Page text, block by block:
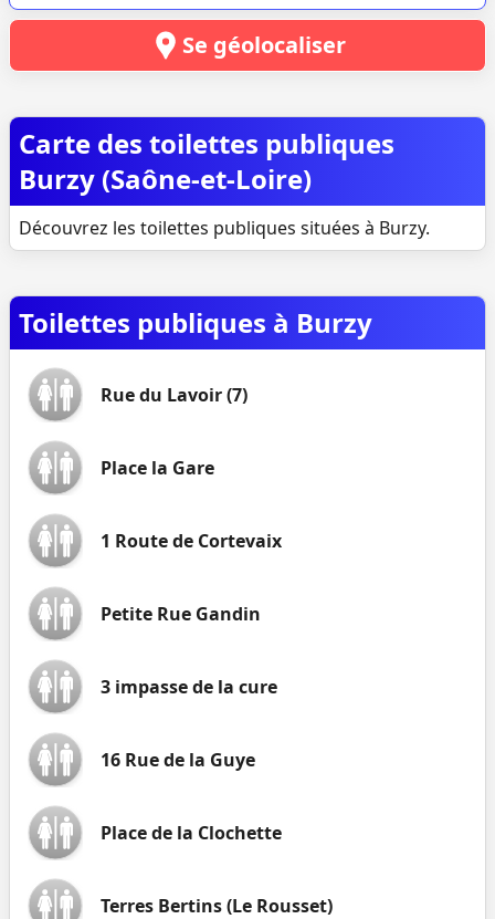
Se géolocaliser
Carte des toilettes publiques
Burzy (Saône-et-Loire)
Découvrez les toilettes publiques situées à Burzy.
Toilettes publiques à Burzy
Rue du Lavoir (7)
Place la Gare
1 Route de Cortevaix
Petite Rue Gandin
3 impasse de la cure
16 Rue de la Guye
Place de la Clochette
Terres Bertins (Le Rousset)